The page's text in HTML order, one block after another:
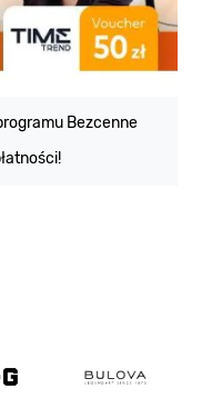
Bezcenne